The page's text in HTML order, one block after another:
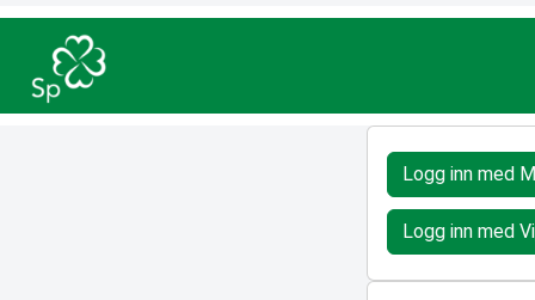
Logg inn med
Logg inn med